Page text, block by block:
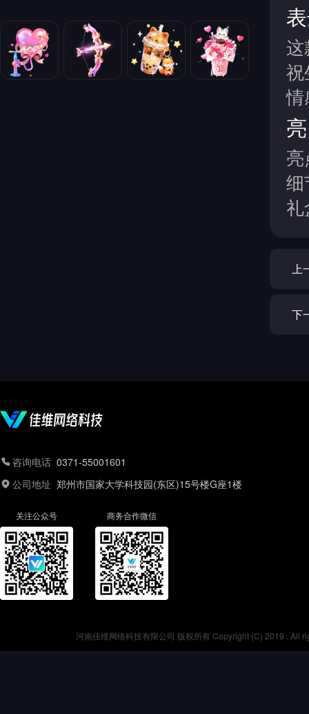
上
下
咨询电话 0371-55001601
公司地址 郑州市国家大学科技园(东区)15号楼G座1楼
关注公众号 商务合作微信
河南佳维网络科技有限公司 版权所有 Copyright (C) 2019 . All